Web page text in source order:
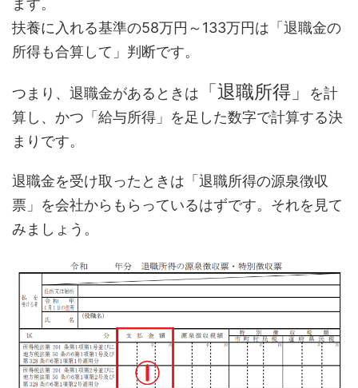
ます。
扶養に入れる基準の58万円～133万円は「退職金の
所得も合算して」判断です。
つまり、退職金があるときは 「退職所得」
を計
算し、かつ「給与所得」を足した数字で計算する決
まりです。
退職金を受け取ったときは「退職所得の源泉徴収
票」を会社からもらっているはずです。それを見て
みましょう。